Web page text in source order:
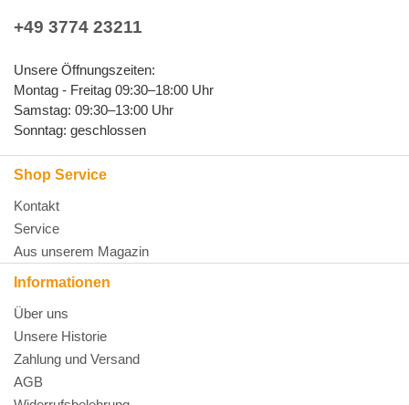
+49 3774 23211
Unsere Öffnungszeiten:
Montag - Freitag 09:30–18:00 Uhr
Samstag: 09:30–13:00 Uhr
Sonntag: geschlossen
Shop Service
Kontakt
Service
Aus unserem Magazin
Informationen
Über uns
Unsere Historie
Zahlung und Versand
AGB